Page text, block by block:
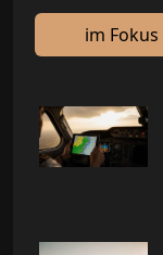
im Fokus